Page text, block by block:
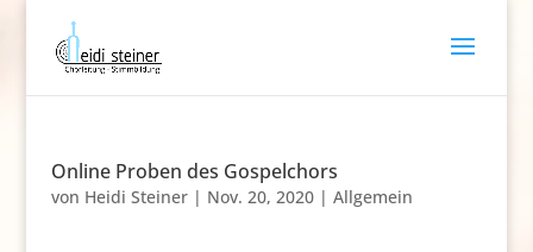
Online Proben des Gospelchors
von Heidi Steiner| Nov. 20, 2020| Allgemein